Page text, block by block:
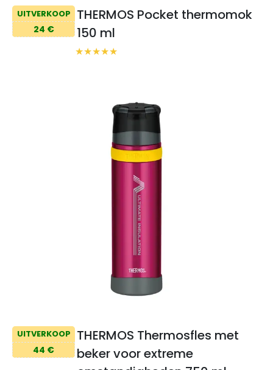
UITVERKOOP
24 €
THERMOS Pocket thermomok
150 ml
UITVERKOOP
44 €
THERMOS Thermosfles met
beker voor extreme